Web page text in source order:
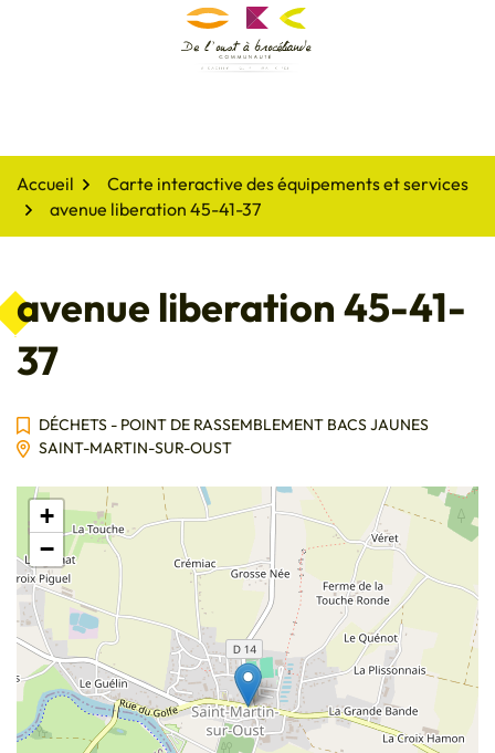
De l'oust à Brocéliande
Accueil
Carte interactive des équipements et services
avenue liberation 45-41-37
avenue liberation 45-41-
37
DÉCHETS - POINT DE RASSEMBLEMENT BACS JAUNES
SAINT-MARTIN-SUR-OUST
+
−